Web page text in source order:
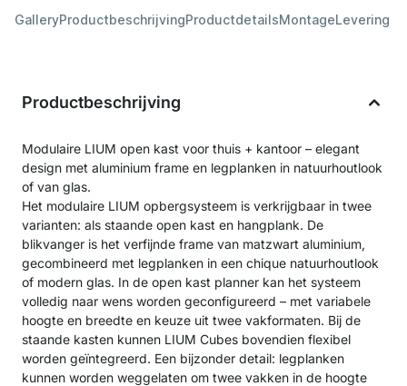
GalleryProductbeschrijvingProductdetailsMontageLevering
Productbeschrijving
Modulaire LIUM open kast voor thuis + kantoor – elegant
design met aluminium frame en legplanken in natuurhoutlook
of van glas.
Het modulaire LIUM opbergsysteem is verkrijgbaar in twee
varianten: als staande open kast en hangplank. De
blikvanger is het verfijnde frame van matzwart aluminium,
gecombineerd met legplanken in een chique natuurhoutlook
of modern glas. In de open kast planner kan het systeem
volledig naar wens worden geconfigureerd – met variabele
hoogte en breedte en keuze uit twee vakformaten. Bij de
staande kasten kunnen LIUM Cubes bovendien flexibel
worden geïntegreerd. Een bijzonder detail: legplanken
kunnen worden weggelaten om twee vakken in de hoogte